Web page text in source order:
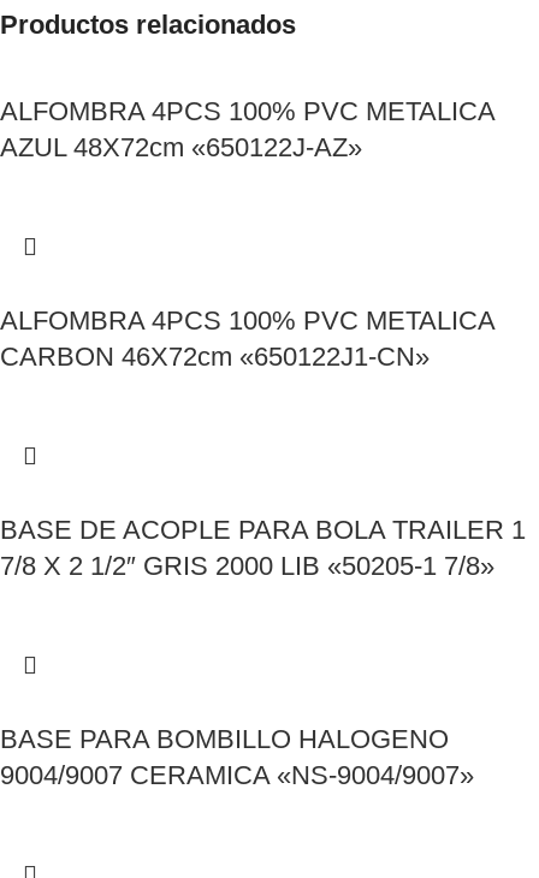
Productos relacionados
ALFOMBRA 4PCS 100% PVC METALICA
AZUL 48X72cm «650122J-AZ»
ALFOMBRA 4PCS 100% PVC METALICA
CARBON 46X72cm «650122J1-CN»
BASE DE ACOPLE PARA BOLA TRAILER 1
7/8 X 2 1/2″ GRIS 2000 LIB «50205-1 7/8»
BASE PARA BOMBILLO HALOGENO
9004/9007 CERAMICA «NS-9004/9007»